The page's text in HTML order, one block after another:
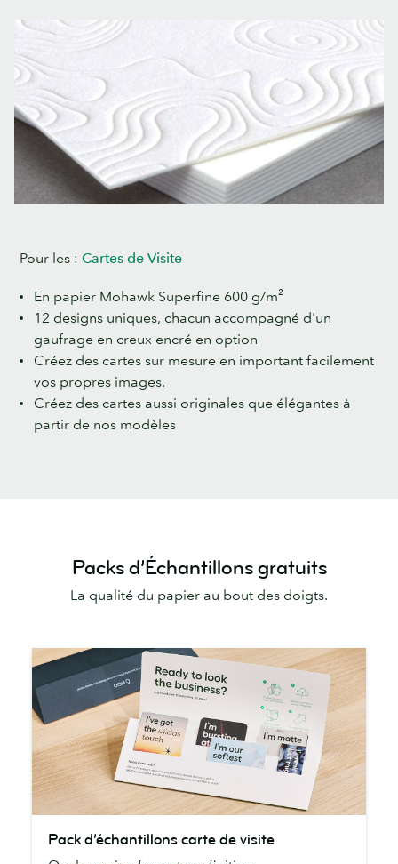
Pour les : Cartes de Visite
En papier Mohawk Superfine 600 g/m²
12 designs uniques, chacun accompagné d'un
gaufrage en creux encré en option
Créez des cartes sur mesure en important facilement
vos propres images.
Créez des cartes aussi originales que élégantes à
partir de nos modèles
Packs d’Échantillons gratuits
La qualité du papier au bout des doigts.
d’échantillons
Pack d’échantillons carte de visite